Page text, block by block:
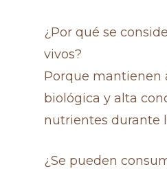
¿Por qué se
vivos?
Porque mantienen
biológica y alta
nutrientes durante
¿Se pueden